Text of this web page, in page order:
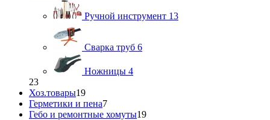
Ручной инструмент 13
Сварка труб 6
Ножницы 4
23
Хоз.товары19
Герметики и пена7
Гебо и ремонтные хомуты19